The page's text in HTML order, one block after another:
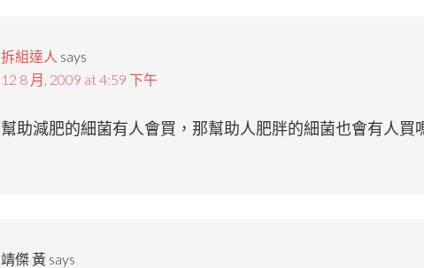
拆組達人 says
12 8 月, 2009 at 4:59 下午
幫助減肥的細菌有人會買，那幫助人肥胖的細菌也會有人買
靖傑 黃 says